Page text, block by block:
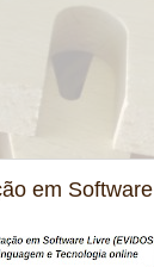
em Software